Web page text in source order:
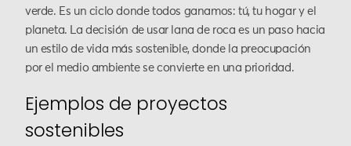
verde. Es un ciclo donde todos ganamos: tú, tu hogar y el
planeta. La decisión de usar lana de roca es un paso hacia
un estilo de vida más sostenible, donde la preocupación
por el medio ambiente se convierte en una prioridad.
Ejemplos de proyectos
sostenibles